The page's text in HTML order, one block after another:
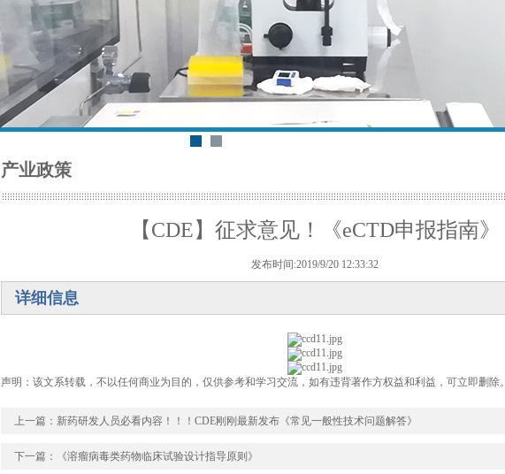
产业政策
【CDE】征求意见！《eCTD申报指南》
发布时间:2019/9/20 12:33:32
详细信息
声明：该文系转载，不以任何商业为目的，仅供参考和学习交流，如有违背著作方权益和利益，可立即删除。
上一篇： 新药研发人员必看内容！！！CDE刚刚最新发布《常见一般性技术问题解答》
下一篇： 《溶瘤病毒类药物临床试验设计指导原则》